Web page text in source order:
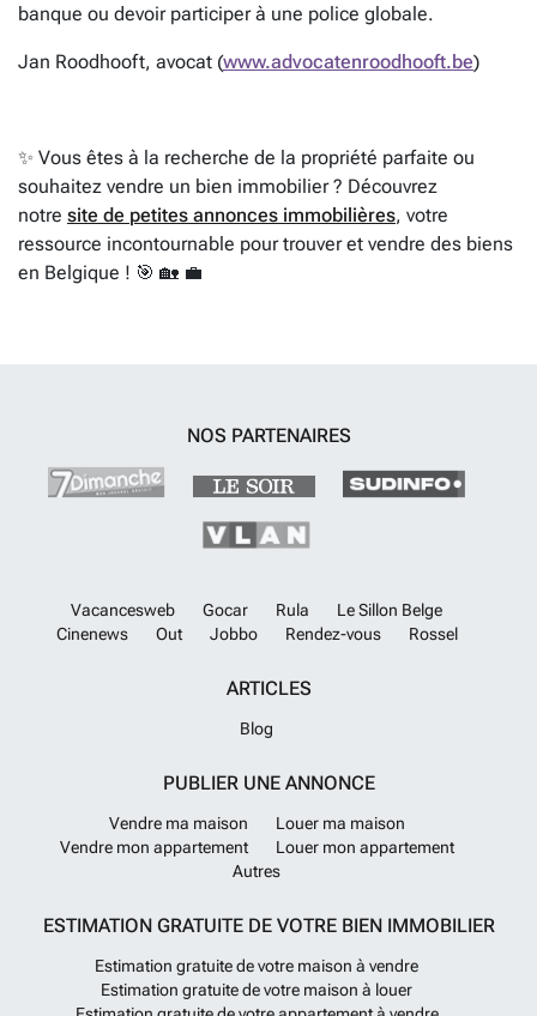
banque ou devoir participer à une police globale.
Jan Roodhooft, avocat (www.advocatenroodhooft.be)
✨ Vous êtes à la recherche de la propriété parfaite ou
souhaitez vendre un bien immobilier ? Découvrez
notre site de petites annonces immobilières, votre
ressource incontournable pour trouver et vendre des biens
en Belgique ! 🎯 🏡 💼
NOS PARTENAIRES
Vacancesweb Gocar Rula
Le Sillon Belge
Cinenews
Out Jobbo Rendez-vous Rossel
ARTICLES
Blog
PUBLIER UNE ANNONCE
Vendre ma maison
Louer ma maison
Vendre mon appartement
Louer mon appartement
Autres
ESTIMATION GRATUITE DE VOTRE BIEN IMMOBILIER
Estimation gratuite de votre maison à vendre
Estimation gratuite de votre maison à louer